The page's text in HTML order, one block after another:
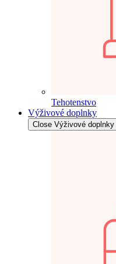
Tehotenstvo
Výživové doplnky
Close Výživové doplnky